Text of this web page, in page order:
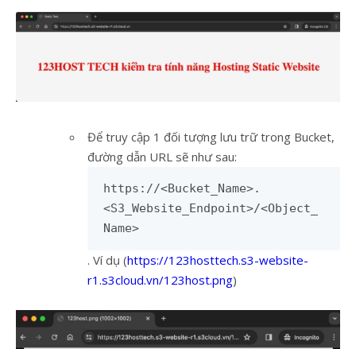
Để truy cập 1 đối tượng lưu trữ trong Bucket,
đường dẫn URL sẽ như sau:
https://<Bucket_Name>.
<S3_Website_Endpoint>/<Object_
Name>
. Ví dụ (https://123hosttech.s3-website-
r1.s3cloud.vn/123host.png)